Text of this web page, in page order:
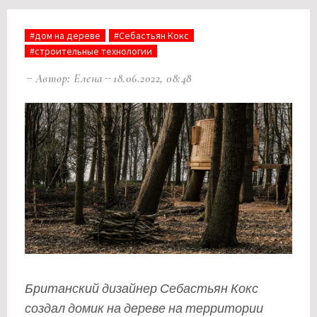
#дом на дереве
#Себастьян Кокс
#строительные технологии
Автор: Елена 18.06.2022, 08:48
Британский дизайнер Себастьян Кокс
создал домик на дереве на территории